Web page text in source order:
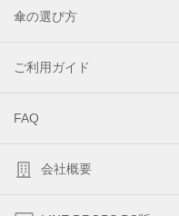
傘の選び方
ご利用ガイド
FAQ
会社概要